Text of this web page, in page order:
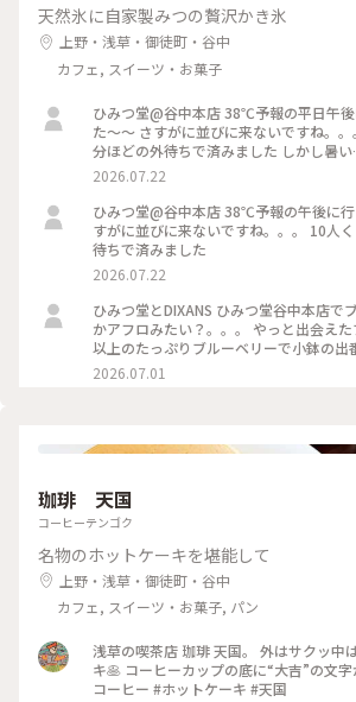
天然氷に自家製みつの贅沢かき氷
上野・浅草・御徒町・谷中
カフェ, スイーツ・お菓子
ひみつ堂@谷中本店 38℃予報の平日午後に行ってみまし
た〜〜 さすがに並びに来ないですね。
分ほどの外待ちで済みました しかし暑
肉たくさん載って甘いと苦いがちょうど
がいらないくらいしっかり柑橘の味🍋
たいで最後まで美味しかった 夜の部で
迷ったけどさすがに２時間待てない、、
っこう並ぶのよね。。日没前でまだ暑い
2026.07.22
ひみつ堂@谷中本店 38℃予報の午後に行ってみました〜〜 さ
すがに並びに来ないですね。。。 10人
待ちで済みました
2026.07.22
ひみつ堂とDIXANS ひみつ堂谷中本店でブルーベリー三昧 なん
かアフロみたい？。。。 やっと出会え
以上のたっぷりブルーベリーで小鉢の出
何粒のブルーベリー使ってるんだろ ひみ
毎日お疲れ様様です！ 魔夏営業スター
2026.07.01
珈琲 天国
コーヒーテンゴク
名物のホットケーキを堪能して
上野・浅草・御徒町・谷中
カフェ, スイーツ・お菓子, パン
浅草の喫茶店 珈琲 天国。 外はサクッ中
キ🥞 コーヒーカップの底に“大吉”の文
コーヒー #ホットケーキ #天国